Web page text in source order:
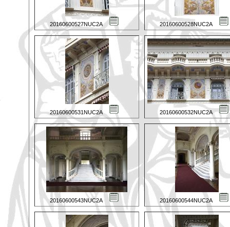
20160600527NUC2A 20160600528NUC2A
20160600531NUC2A 20160600532NUC2A
20160600543NUC2A 20160600544NUC2A